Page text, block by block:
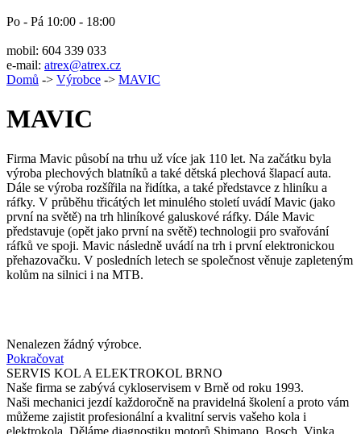
Po - Pá 10:00 - 18:00
mobil: 604 339 033
e-mail: atrex@atrex.cz
Domů -> Výrobce -> MAVIC
MAVIC
Firma Mavic působí na trhu už více jak 110 let. Na začátku byla
výroba plechových blatníků a také dětská plechová šlapací auta.
Dále se výroba rozšířila na řidítka, a také představce z hliníku a
ráfky. V průběhu třicátých let minulého století uvádí Mavic (jako
první na světě) na trh hliníkové galuskové ráfky. Dále Mavic
představuje (opět jako první na světě) technologii pro svařování
ráfků ve spoji. Mavic následně uvádí na trh i první elektronickou
přehazovačku. V posledních letech se společnost věnuje zapleteným
kolům na silnici i na MTB.
Nenalezen žádný výrobce.
Pokračovat
SERVIS KOL A ELEKTROKOL BRNO
Naše firma se zabývá cykloservisem v Brně od roku 1993.
Naši mechanici jezdí každoročně na pravidelná školení a proto vám
můžeme zajistit profesionální a kvalitní servis vašeho kola i
elektrokola. Děláme diagnostiku motorů Shimano, Bosch, Vinka,